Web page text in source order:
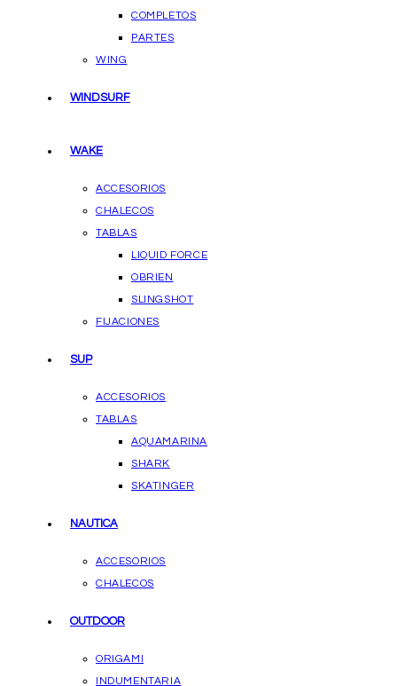
COMPLETOS
PARTES
WING
WINDSURF
WAKE
ACCESORIOS
CHALECOS
TABLAS
LIQUID FORCE
OBRIEN
SLINGSHOT
FIJACIONES
SUP
ACCESORIOS
TABLAS
AQUAMARINA
SHARK
SKATINGER
NAUTICA
ACCESORIOS
CHALECOS
OUTDOOR
ORIGAMI
INDUMENTARIA